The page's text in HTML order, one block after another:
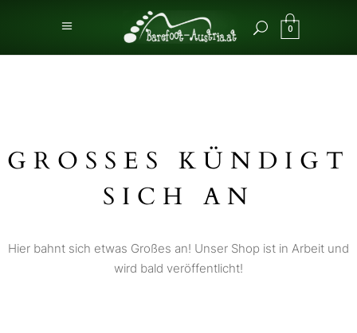
0
GROSSES KÜNDIGT S
ICH AN
Hier bahnt sich etwas Großes an! Unser Shop ist in Arbeit und
wird bald veröffentlicht!